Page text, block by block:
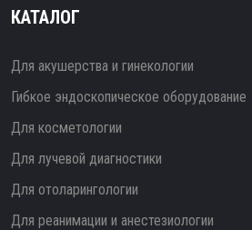
КАТАЛОГ
Для акушерства и гинекологии
Гибкое эндоскопическое оборудование
Для косметологии
Для лучевой диагностики
Для отоларингологии
Для реанимации и анестезиологии